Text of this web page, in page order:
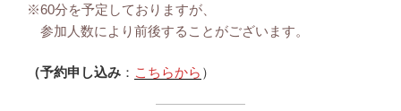
※60分を予定しておりますが、
参加人数により前後することがございます。
（予約申し込み ： こちらから ）